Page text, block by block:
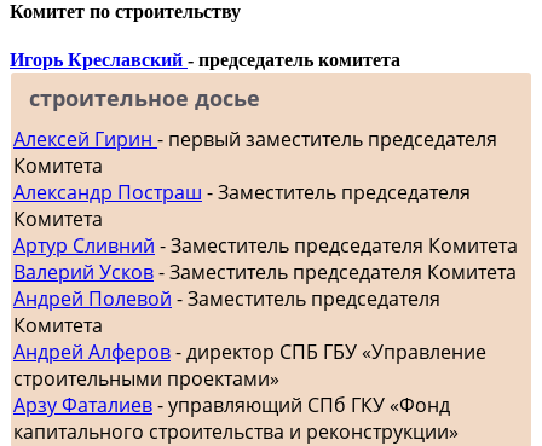
Комитет по строительству
Игорь Креславский - председатель комитета
строительное досье
Алексей Гирин - первый заместитель председателя
Комитета
Александр Постраш - Заместитель председателя
Комитета
Артур Сливний - Заместитель председателя Комитета
Валерий Усков- Заместитель председателя Комитета
Андрей Полевой - Заместитель председателя
Комитета
Андрей Алферов- директор СПБ ГБУ «Управление
строительными проектами»
Арзу Фаталиев- управляющий СПб ГКУ «Фонд
капитального строительства и реконструкции»